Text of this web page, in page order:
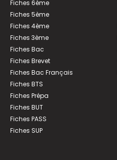
Fiches 6ème
Fiches 5ème
Fiches 4ème
Fiches 3ème
Fiches Bac
Fiches Brevet
Fiches Bac Français
Fiches BTS
Fiches Prépa
Fiches BUT
Fiches PASS
Fiches SUP